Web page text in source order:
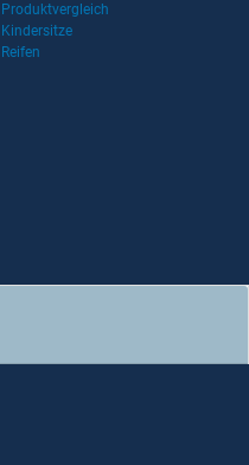
Produktvergleich
Kindersitze
Reifen